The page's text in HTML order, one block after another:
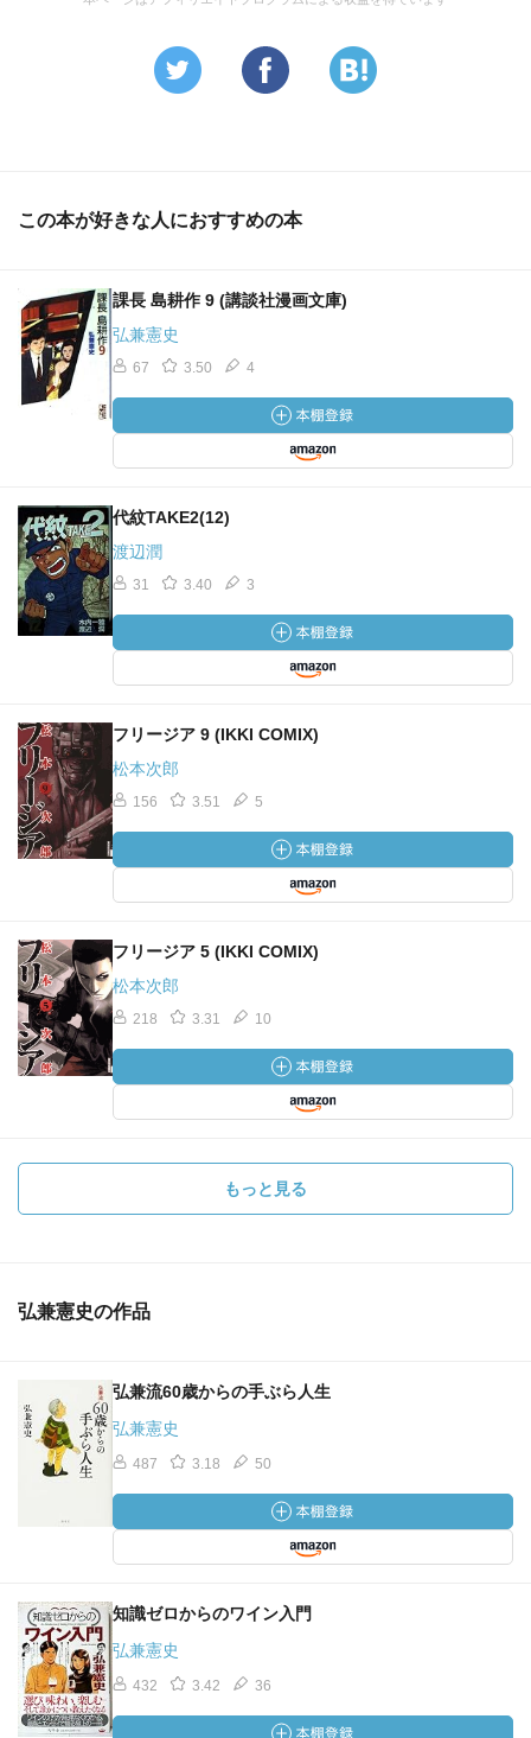
この本が好きな人におすすめの本
課長 島耕作 9 (講談社漫画文庫)
弘兼憲史
67 3.50 4
代紋TAKE2(12)
渡辺潤
31 3.40 3
フリージア 9 (IKKI COMIX)
松本次郎
156 3.51 5
フリージア 5 (IKKI COMIX)
松本次郎
218 3.31 10
もっと見る
弘兼憲史の作品
弘兼流60歳からの手ぶら人生
弘兼憲史
487 3.18 50
知識ゼロからのワイン入門
弘兼憲史
432 3.42 36